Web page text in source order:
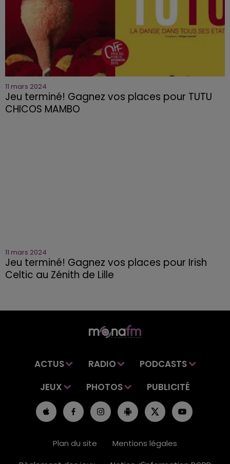
11 mars 2024
Jeu terminé! Gagnez vos places pour TUTU
CHICOS MAMBO
11 mars 2024
Jeu terminé! Gagnez vos places pour Irish
Celtic au Zénith de Lille
ACTUS RADIO
PODCASTS
JEUX
PHOTOS PUBLICITÉ
Plan du site
Mentions légales